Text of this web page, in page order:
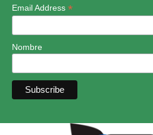
Email Address *
Nombre